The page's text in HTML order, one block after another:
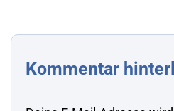
Kommentar